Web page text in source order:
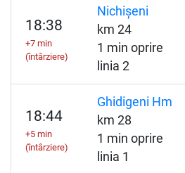
18:38
+7 min
(întârziere)
Nichișeni
km 24
1 min oprire
linia 2
18:44
+5 min
(întârziere)
Ghidigeni Hm
km 28
1 min oprire
linia 1